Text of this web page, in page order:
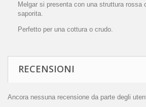
Melgar si presenta con una struttura rossa
saporita.
Perfetto per una cottura o crudo.
RECENSIONI
Ancora nessuna recensione da parte degli